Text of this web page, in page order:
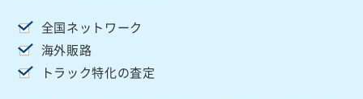
全国ネットワーク
海外販路
トラック特化の査定